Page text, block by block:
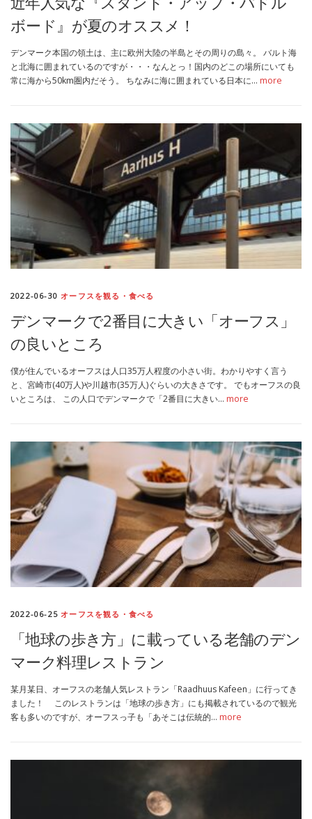
ボード』が夏のオススメ！
デンマーク本国の領土は、主に欧州大陸の半島とその周りの島々。 バルト海
と北海に囲まれているのですが・・・なんとっ！国内のどこの場所にいても
常に海から50km圏内だそう。 ちなみに海に囲まれている日本に… more
2022-06-30 オーフスを観る・食べる
デンマークで2番目に大きい「オーフス」
の良いところ
僕が住んでいるオーフスは人口35万人程度の小さい街。わかりやすく言う
と、宮崎市(40万人)や川越市(35万人)ぐらいの大きさです。 でもオーフスの良
いところは、 この人口でデンマークで「2番目に大きい… more
2022-06-25 オーフスを観る・食べる
「地球の歩き方」に載っている老舗のデン
マーク料理レストラン
某月某日、オーフスの老舗人気レストラン「Raadhuus Kafeen」に行ってき
ました！ このレストランは「地球の歩き方」にも掲載されているので観光
客も多いのですが、オーフスっ子も「あそこは伝統的… more